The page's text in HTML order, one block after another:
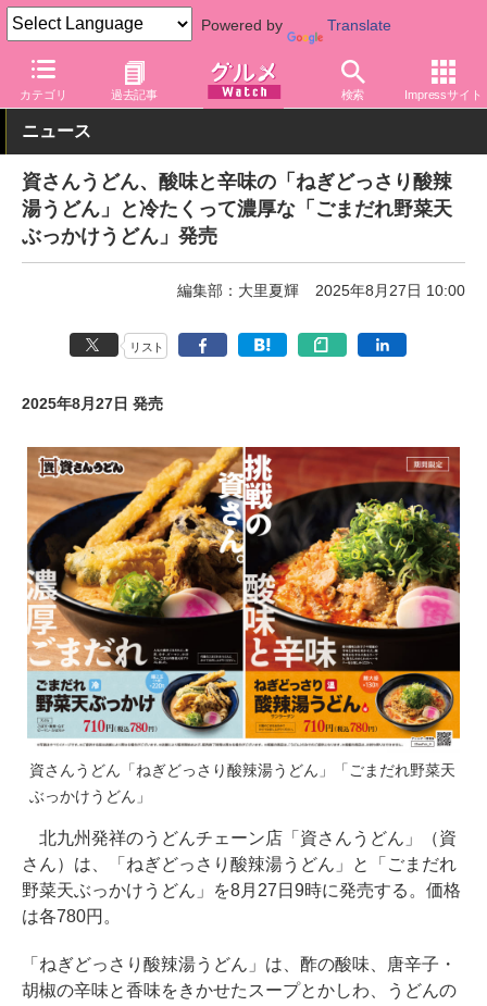
Powered by Translate
カテゴリ 過去記事 検索 Impressサイト
グルメ Watch 店舗
ニュース
資さんうどん、酸味と辛味の「ねぎどっさり酸辣
湯うどん」と冷たくって濃厚な「ごまだれ野菜天
ぶっかけうどん」発売
編集部：大里夏輝 2025年8月27日 10:00
リスト
2025年8月27日 発売
資さんうどん「ねぎどっさり酸辣湯うどん」「ごまだれ野菜天
ぶっかけうどん」
北九州発祥のうどんチェーン店「資さんうどん」（資
さん）は、「ねぎどっさり酸辣湯うどん」と「ごまだれ
野菜天ぶっかけうどん」を8月27日9時に発売する。価格
は各780円。
「ねぎどっさり酸辣湯うどん」は、酢の酸味、唐辛子・
胡椒の辛味と香味をきかせたスープとかしわ、うどんの